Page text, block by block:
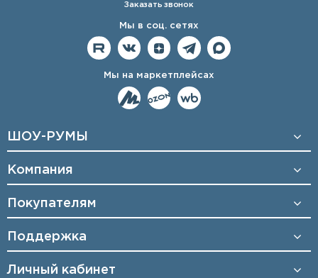
Заказать звонок
Мы в соц. сетях
Мы на маркетплейсах
ШОУ-РУМЫ
Компания
Покупателям
Поддержка
Личный кабинет